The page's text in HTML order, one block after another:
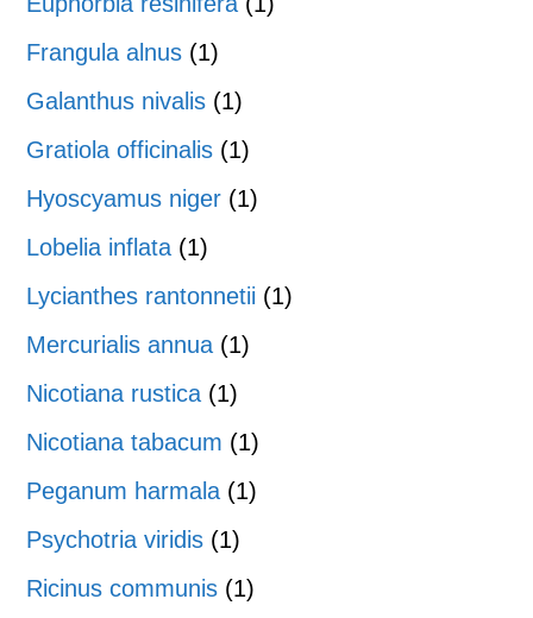
Frangula alnus (1)
Galanthus nivalis (1)
Gratiola officinalis (1)
Hyoscyamus niger (1)
Lobelia inflata (1)
Lycianthes rantonnetii (1)
Mercurialis annua (1)
Nicotiana rustica (1)
Nicotiana tabacum (1)
Peganum harmala (1)
Psychotria viridis (1)
Ricinus communis (1)